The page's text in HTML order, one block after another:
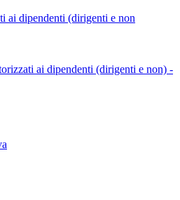
ai dipendenti (dirigenti e non
ai dipendenti (dirigenti e non) -